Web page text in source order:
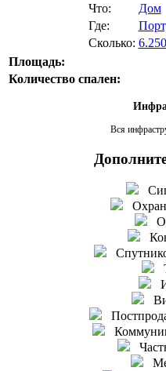
Что:
Дом
Где:
Сколько:
Площадь:
Количество спален:
Вся